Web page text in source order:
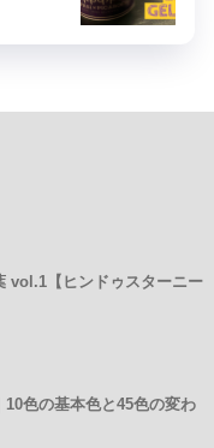
vol.1【ヒンドゥスターニー
10色の基本色と45色の変わ